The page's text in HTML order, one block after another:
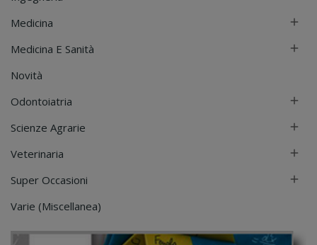
Medicina 
Medicina E Sanità 
Novità
Odontoiatria

Scienze Agrarie 
Veterinaria 
Super Occasioni 
Varie (Miscellanea)